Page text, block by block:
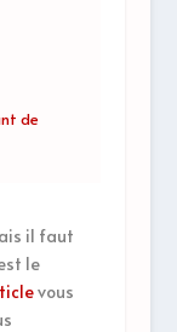
de
il faut
le
vous